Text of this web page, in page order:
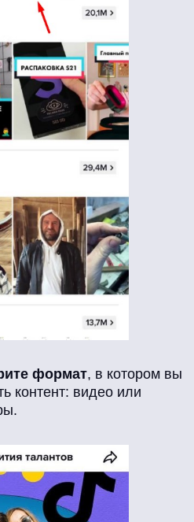
формат, в котором вы
контент: видео или